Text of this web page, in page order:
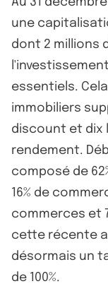
une
dont 2 millions
essentiels.
immobiliers
discount et dix
rendement.
composé de
16% de
commerces et
cette récente
désormais un
de 100%.